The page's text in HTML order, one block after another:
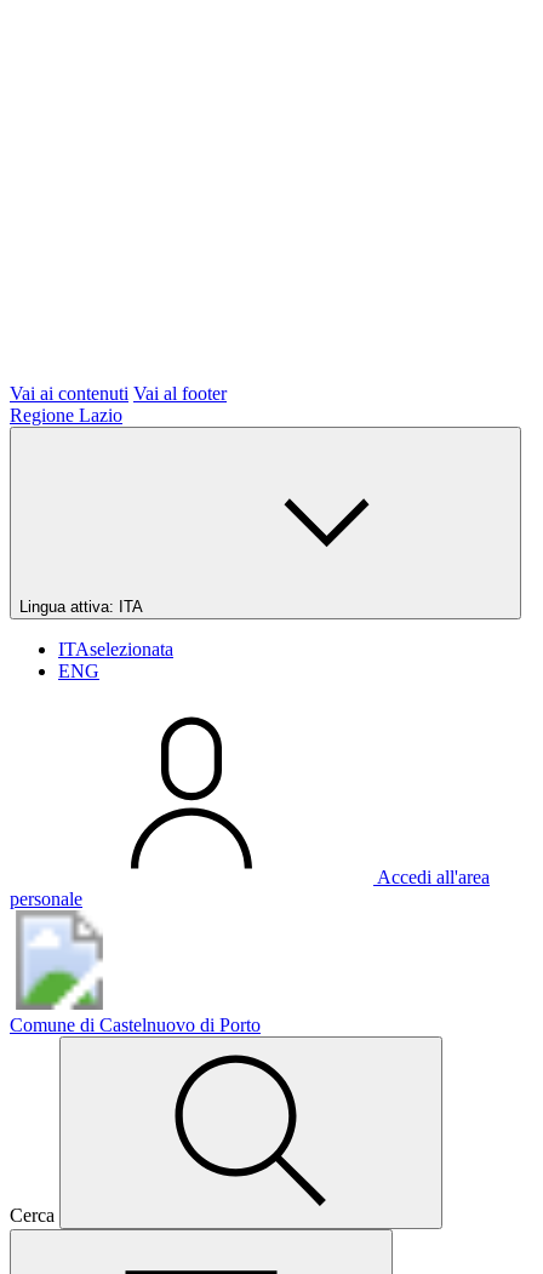
Vai ai contenuti Vai al footer
Regione Lazio
Lingua attiva: ITA
ITAselezionata
ENG
Accedi all'area
personale
Comune di Castelnuovo di Porto
Cerca